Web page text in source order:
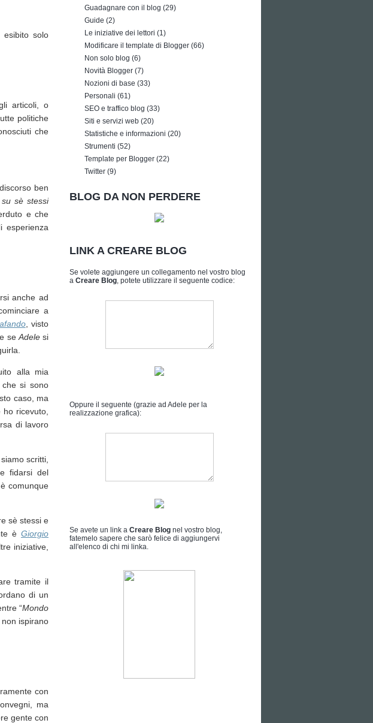
solo
articoli, o
politiche
che
ben
su sè stessi
e che
esperienza
anche ad
a
, visto
se Adelesi
alla mia
che si sono
caso, ma
ricevuto,
di lavoro
scritti,
fidarsi del
comunque
sè stessi e
è Giorgio
iniziative,
tramite il
di un
“Mondo
ispirano
con
ma
gente con
Guadagnare con il blog (29)
Guide (2)
Le iniziative dei lettori (1)
Modificare il template di Blogger (66)
Non solo blog (6)
Novità Blogger (7)
Nozioni di base (33)
Personali (61)
SEO e traffico blog (33)
Siti e servizi web (20)
Statistiche e informazioni (20)
Strumenti (52)
Template per Blogger (22)
Twitter (9)
BLOG DA NON PERDERE
LINK A CREARE BLOG
Se volete aggiungere un collegamento nel vostro blog
a Creare Blog, potete utilizzare il seguente codice:
Oppure il seguente (grazie ad Adele per la
realizzazione grafica):
Se avete un link a Creare Blog nel vostro blog,
fatemelo sapere che sarò felice di aggiungervi
all'elenco di chi mi linka.